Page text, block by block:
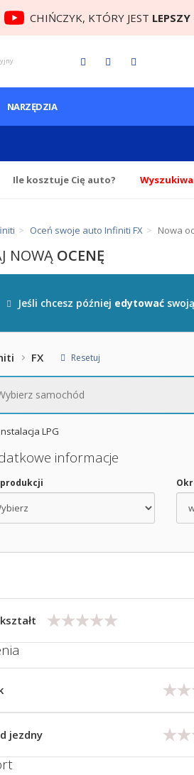
CHIŃCZYK, KTÓRY JEST
NARZĘDZIA
Ile kosztuje Cię auto?
Oceń swoje auto Infiniti FX Nowa
NOWĄ OCENĘ
Jeśli chcesz później edytować
FX Resetuj
samochód
LPG
informacje
jezdny